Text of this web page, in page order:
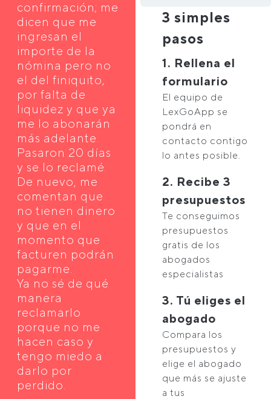
confirmación; me
dicen que me
ingresan el
importe de la
nómina pero no
el del finiquito,
por falta de
liquidez y que ya
me lo abonarán
más adelante.
Pasaron 20 días
y se lo reclamé.
De nuevo, me
comentan que
no tienen dinero
y que en el
momento que
facturen podrán
pagarme.
Ya no sé de qué
manera
reclamarlo
porque no me
hacen caso y
tengo miedo a
darlo por
perdido.
3 simples
pasos
1. Rellena el
formulario
El equipo de
LexGoApp se
pondrá en
contacto contigo
lo antes posible.
2. Recibe 3
presupuestos
Te conseguimos
presupuestos
gratis de los
abogados
especialistas
3. Tú eliges el
abogado
Compara los
presupuestos y
elige el abogado
que más se ajuste
a tus